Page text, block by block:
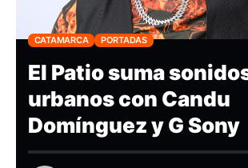
CATAMARCA PORTADAS
El Patio suma
urbanos con Candu
Domínguez y G Sony